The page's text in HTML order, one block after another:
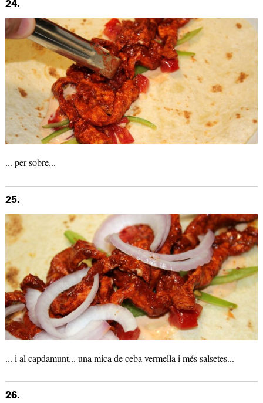
24.
... per sobre...
25.
... i al capdamunt... una mica de ceba vermella i més salsetes...
26.